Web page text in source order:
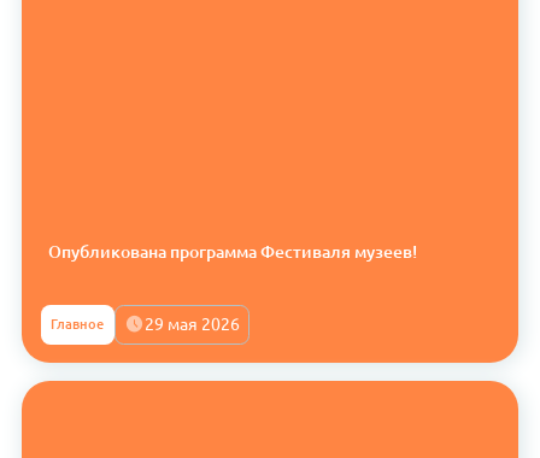
Опубликована программа Фестиваля музеев!
Главное 29 мая 2026